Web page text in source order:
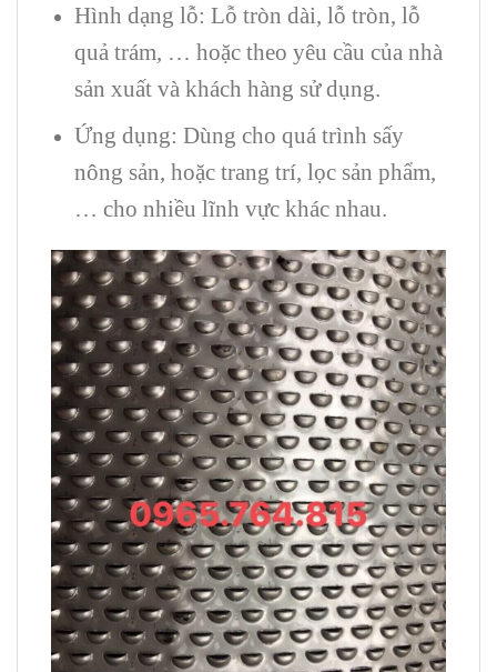
Hình dạng lỗ: Lỗ tròn dài, lỗ tròn, lỗ
quả trám, … hoặc theo yêu cầu của nhà
sản xuất và khách hàng sử dụng.
Ứng dụng: Dùng cho quá trình sấy
nông sản, hoặc trang trí, lọc sản phẩm,
… cho nhiều lĩnh vực khác nhau.